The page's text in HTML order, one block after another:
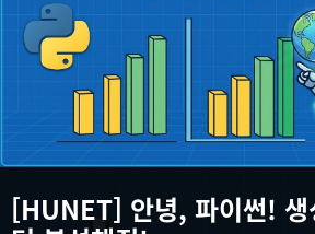
[HUNET] 안녕, 파이썬! 생